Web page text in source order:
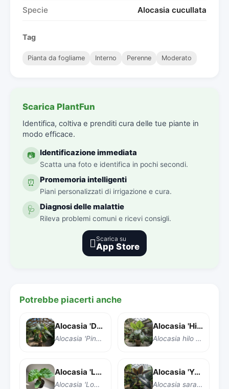
Specie Alocasia cucullata
Tag
Pianta da fogliame Interno Perenne Moderato
Scarica PlantFun
Identifica, coltiva e prenditi cura delle tue piante in
modo efficace.
📷 Identificazione immediata
Scatta una foto e identifica in pochi secondi.
⏰ Promemoria intelligenti
Piani personalizzati di irrigazione e cura.
🩺 Diagnosi delle malattie
Rileva problemi comuni e ricevi consigli.
Scarica su
App Store
Potrebbe piacerti anche
Alocasia 'Drago Rosa'
Alocasia 'Pink Dragon'
Alocasia 'Hilo Beauty'
Alocasia hilo Beauty
Alocasia 'Low Rider'
Alocasia 'Low Rider'
Alocasia 'Yucatan Princess'
Alocasia sarawakensis 'Yucatan Princess'